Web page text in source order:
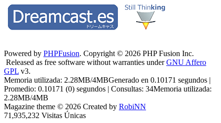
Powered by PHPFusion. Copyright © 2026 PHP Fusion Inc.
Released as free software without warranties underGNU Affero
GPL v3.
Memoria utilizada: 2.28MB/4MBGenerado en 0.10171 segundos |
Promedio: 0.10171 (0) segundos | Consultas: 34Memoria utilizada:
2.28MB/4MB
Magazine theme © 2026 Created by RobiNN
71,935,232 Visitas Únicas